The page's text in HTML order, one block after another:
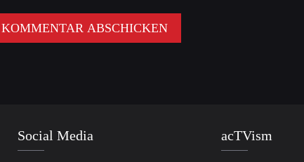
Social Media acTVism